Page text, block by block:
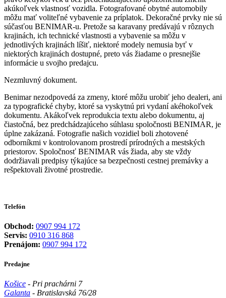
akúkoľvek vlastnosť vozidla. Fotografované obytné automobily
môžu mať voliteľné vybavenie za príplatok. Dekoračné prvky nie sú
súčasťou BENIMAR-u. Pretože sa karavany predávajú v rôznych
krajinách, ich technické vlastnosti a vybavenie sa môžu v
jednotlivých krajinách líšiť, niektoré modely nemusia byť v
niektorých krajinách dostupné, preto vás žiadame o presnejšie
informácie u svojho predajcu.
Nezmluvný dokument.
Benimar nezodpovedá za zmeny, ktoré môžu urobiť jeho dealeri, ani
za typografické chyby, ktoré sa vyskytnú pri vydaní akéhokoľvek
dokumentu. Akákoľvek reprodukcia textu alebo dokumentu, aj
čiastočná, bez predchádzajúceho súhlasu spoločnosti BENIMAR, je
úplne zakázaná. Fotografie našich vozidiel boli zhotovené
odborníkmi v kontrolovanom prostredí prírodných a mestských
priestorov. Spoločnosť BENIMAR vás žiada, aby ste vždy
dodržiavali predpisy týkajúce sa bezpečnosti cestnej premávky a
rešpektovali životné prostredie.
Telefón
Obchod: 0907 994 172
Servis: 0910 316 868
Prenájom: 0907 994 172
Predajne
Košice - Pri prachárni 7
Galanta - Bratislavská 76/28